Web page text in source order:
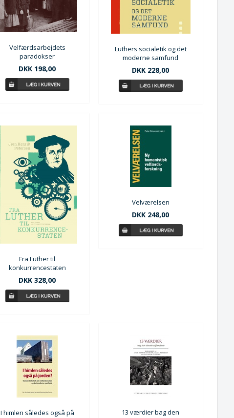
Velfærdsarbejdets
paradokser
DKK 198,00
Luthers socialetik og det
moderne samfund
DKK 228,00
Fra Luther til
konkurrencestaten
DKK 328,00
Velværelsen
DKK 248,00
I himlen således også på
13 værdier bag den